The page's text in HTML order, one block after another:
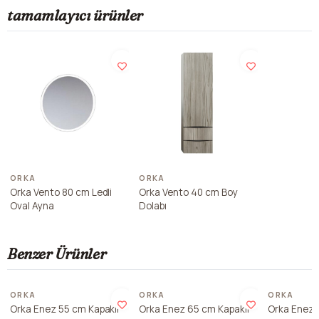
tamamlayıcı ürünler
ORKA
Orka Vento 80 cm Ledli
Oval Ayna
ORKA
Orka Vento 40 cm Boy
Dolabı
Benzer Ürünler
ORKA
Orka Enez 55 cm Kapaklı
ORKA
Orka Enez 65 cm Kapaklı
ORKA
Orka Enez